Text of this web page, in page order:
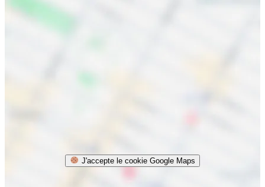
J'accepte le cookie Google Maps